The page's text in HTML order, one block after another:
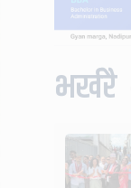
भर्खरै